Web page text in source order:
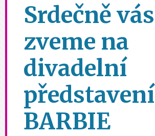
Srdečně vás
zveme na
divadelní
představení
BARBIE